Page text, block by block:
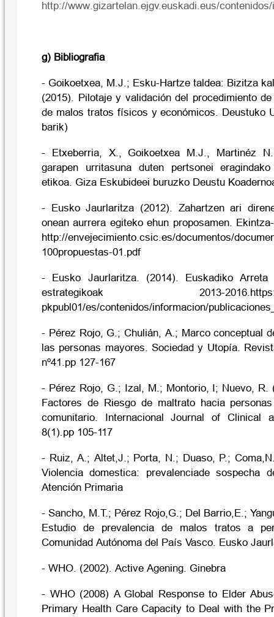
http://www.gizartelan.ejgv.euskadi.eus/
g) Bibliografia
- Goikoetxea, M.J.; Esku-Hartze taldea: Bizitza
(2015). Pilotaje y validación del procedimiento
de malos tratos físicos y económicos. Deustuko
barik)
- Etxeberria, X., Goikoetxea M.J., Martinéz
garapen urritasuna duten pertsonei
etikoa. Giza Eskubideei buruzko Deustu
- Eusko Jaurlaritza (2012). Zahartzen ari
onean aurrera egiteko ehun proposamen.
http://envejecimiento.csic.es/documentos/
100propuestas-01.pdf
- Eusko Jaurlaritza. (2014). Euskadiko Arreta
estrategikoak 2013-2016.https://
pkpubl01/es/contenidos/informacion/
- Pérez Rojo, G.; Chulián, A.; Marco conceptual
las personas mayores. Sociedad y Utopía.
nº41.pp 127-167
- Pérez Rojo, G.; Izal, M.; Montorio, I; Nuevo, R.
Factores de Riesgo de maltrato hacia
comunitario. Internacional Journal of Clinical
8(1).pp 105-117
- Ruiz, A.; Altet,J.; Porta, N.; Duaso, P.;
Violencia domestica: prevalenciade sospecha
Atención Primaria
- Sancho, M.T.; Pérez Rojo,G.; Del Barrio,E.;
Estudio de prevalencia de malos tratos a
Comunidad Autónoma del País Vasco. Eusko
- WHO. (2002). Active Agening. Ginebra
- WHO (2008) A Global Response to Elder
Primary Health Care Capacity to Deal with the